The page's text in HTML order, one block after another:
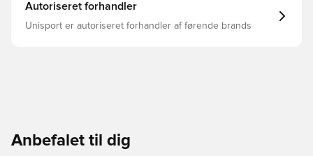
Autoriseret forhandler
Unisport er autoriseret forhandler af førende brands
Anbefalet til dig